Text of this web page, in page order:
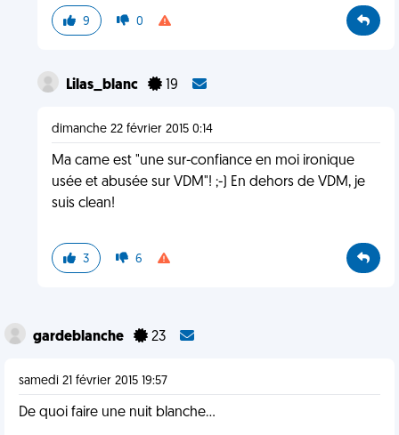
9 0
Lilas_blanc 19
dimanche 22 février 2015 0:14
Ma came est "une sur-confiance en moi ironique
usée et abusée sur VDM"! ;-) En dehors de VDM, je
suis clean!
3 6
gardeblanche 23
samedi 21 février 2015 19:57
De quoi faire une nuit blanche...